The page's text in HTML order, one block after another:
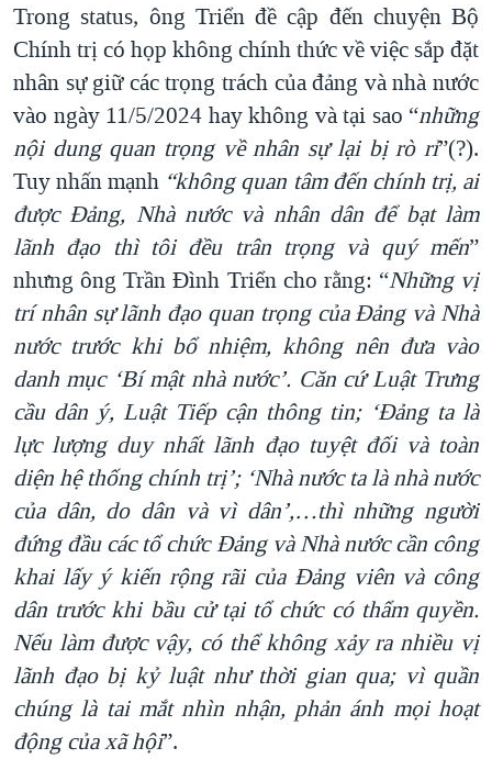
Trong status, ông Triển đề cập đến chuyện Bộ
Chính trị có họp không chính thức về việc sắp đặt
nhân sự giữ các trọng trách của đảng và nhà nước
vào ngày 11/5/2024 hay không và tại sao “những
nội dung quan trọng về nhân sự lại bị rò rỉ”(?).
Tuy nhấn mạnh “không quan tâm đến chính trị, ai
được Đảng, Nhà nước và nhân dân để bạt làm
lãnh đạo thì tôi đều trân trọng và quý mến”
nhưng ông Trần Đình Triển cho rằng: “Những vị
trí nhân sự lãnh đạo quan trọng của Đảng và Nhà
nước trước khi bổ nhiệm, không nên đưa vào
danh mục ‘Bí mật nhà nước’. Căn cứ Luật Trưng
cầu dân ý, Luật Tiếp cận thông tin; ‘Đảng ta là
lực lượng duy nhất lãnh đạo tuyệt đối và toàn
diện hệ thống chính trị’; ‘Nhà nước ta là nhà nước
của dân, do dân và vì dân’,…thì những người
đứng đầu các tổ chức Đảng và Nhà nước cần công
khai lấy ý kiến rộng rãi của Đảng viên và công
dân trước khi bầu cử tại tổ chức có thẩm quyền.
Nếu làm được vậy, có thể không xảy ra nhiều vị
lãnh đạo bị kỷ luật như thời gian qua; vì quần
chúng là tai mắt nhìn nhận, phản ánh mọi hoạt
động của xã hội”.